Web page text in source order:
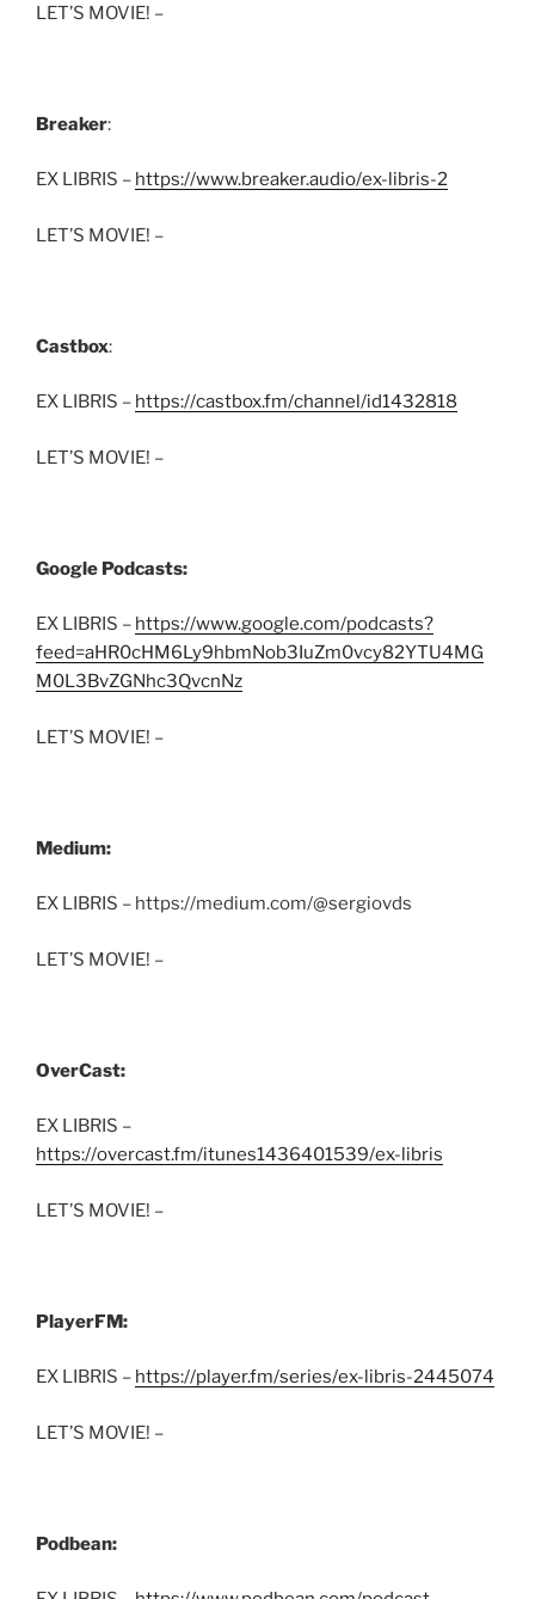
LET’S MOVIE! –
Breaker:
EX LIBRIS – https://www.breaker.audio/ex-libris-2
LET’S MOVIE! –
Castbox:
EX LIBRIS – https://castbox.fm/channel/id1432818
LET’S MOVIE! –
Google Podcasts:
EX LIBRIS – https://www.google.com/podcasts?
feed=aHR0cHM6Ly9hbmNob3IuZm0vcy82YTU4MG
M0L3BvZGNhc3QvcnNz
LET’S MOVIE! –
Medium:
EX LIBRIS – https://medium.com/@sergiovds
LET’S MOVIE! –
OverCast:
EX LIBRIS –
https://overcast.fm/itunes1436401539/ex-libris
LET’S MOVIE! –
PlayerFM:
EX LIBRIS – https://player.fm/series/ex-libris-2445074
LET’S MOVIE! –
Podbean: